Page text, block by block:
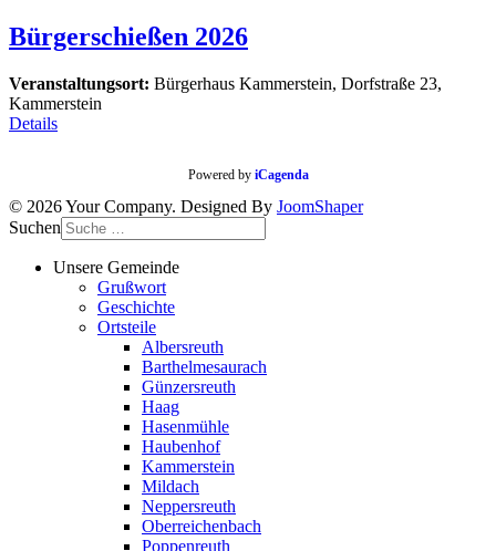
Bürgerschießen 2026
Veranstaltungsort: Bürgerhaus Kammerstein, Dorfstraße 23,
Kammerstein
Details
Powered by iCagenda
© 2026 Your Company. Designed By JoomShaper
Suchen
Unsere Gemeinde
Grußwort
Geschichte
Ortsteile
Albersreuth
Barthelmesaurach
Günzersreuth
Haag
Hasenmühle
Haubenhof
Kammerstein
Mildach
Neppersreuth
Oberreichenbach
Poppenreuth